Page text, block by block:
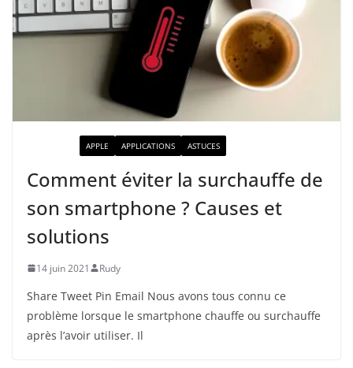
APPLE APPLICATIONS ASTUCES
Comment éviter la surchauffe de
son smartphone ? Causes et
solutions
14 juin 2021 Rudy
Share Tweet Pin Email Nous avons tous connu ce
problème lorsque le smartphone chauffe ou surchauffe
après l’avoir utiliser. Il